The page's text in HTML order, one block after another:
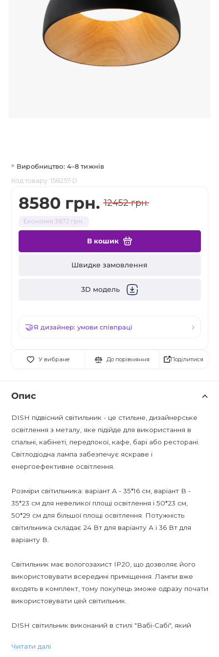
Виробництво: 4–8 тижнів
Код товару: 158257-D
8580 грн. 12452 грн.
Економія 3872 грн.
В кошик
Швидке замовлення
3D модель
Я дизайнер: умови співпраці
У вибране До порівняння Поділитися
Опис
DISH підвісний світильник - це стильне, дизайнерське
освітлення з металу, яке підійде для використання в
спальні, кабінеті, передпокої, кафе, барі або ресторані.
Світлодіодна лампа забезпечує яскраве і
енергоефективне освітлення.
Розміри світильника: варіант А - 35*16 см, варіант В -
35*23 см для невеликої площі освітлення і 50*23 см,
50*29 см для більшої площі освітлення. Потужність
світильника складає 24 Вт для варіанту А і 36 Вт для
варіанту В.
Світильник має вологозахист IP20, що дозволяє його
використовувати всередині приміщення. Лампи вже
входять в комплект, тому покупець зможе одразу почати
використовувати цей світильник.
DISH світильник виконаний в стилі "Вабі-Сабі", який
чудово впишеться в будь-який інтер'єр, додаючи
Читати далі